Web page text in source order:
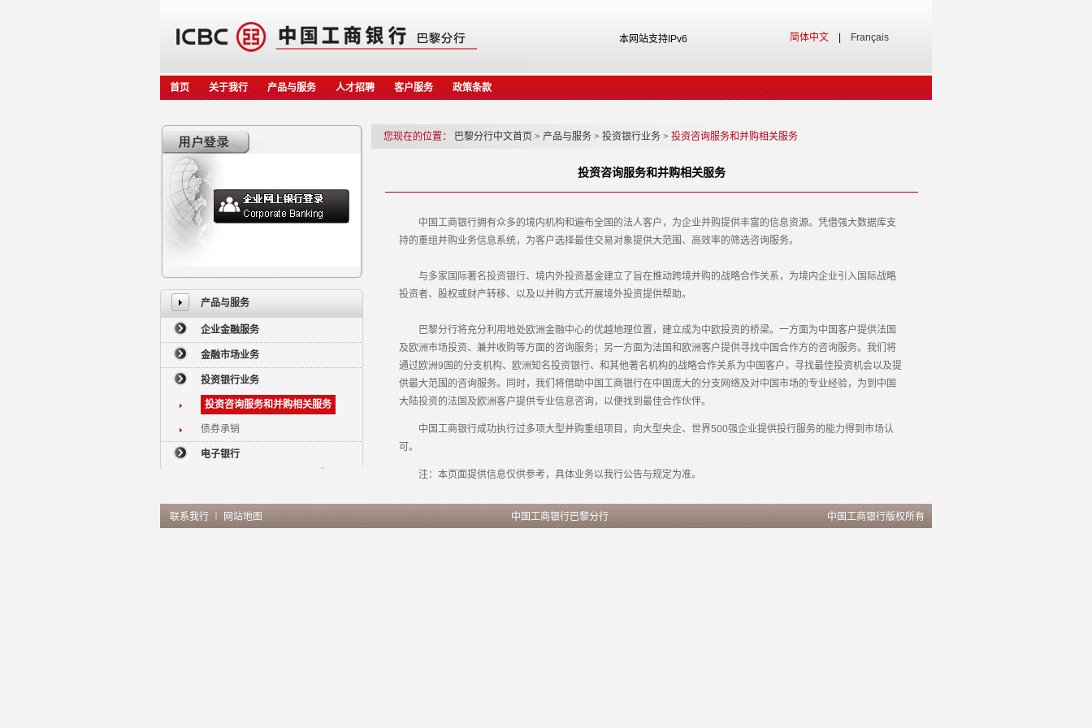
本网站支持IPv6 简体中文 Français
首页 关于我行 产品与服务 人才招聘 客户服务 政策条款
产品与服务
企业金融服务
金融市场业务
投资银行业务
投资咨询服务和并购相关服务
债券承销
电子银行
您现在的位置： 巴黎分行中文首页 > 产品与服务 > 投资银行业务 > 投资咨询服务和并购相关服务
投资咨询服务和并购相关服务
中国工商银行拥有众多的境内机构和遍布全国的法人客户，为企业并购提供丰富的信息资源。凭借强大数据库支
持的重组并购业务信息系统，为客户选择最佳交易对象提供大范围、高效率的筛选咨询服务。
与多家国际著名投资银行、境内外投资基金建立了旨在推动跨境并购的战略合作关系，为境内企业引入国际战略
投资者、股权或财产转移、以及以并购方式开展境外投资提供帮助。
巴黎分行将充分利用地处欧洲金融中心的优越地理位置，建立成为中欧投资的桥梁。一方面为中国客户提供法国
及欧洲市场投资、兼并收购等方面的咨询服务；另一方面为法国和欧洲客户提供寻找中国合作方的咨询服务。我们将
通过欧洲9国的分支机构、欧洲知名投资银行、和其他著名机构的战略合作关系为中国客户，寻找最佳投资机会以及提
供最大范围的咨询服务。同时，我们将借助中国工商银行在中国庞大的分支网络及对中国市场的专业经验，为到中国
大陆投资的法国及欧洲客户提供专业信息咨询，以便找到最佳合作伙伴。
中国工商银行成功执行过多项大型并购重组项目，向大型央企、世界500强企业提供投行服务的能力得到市场认
可。
注：本页面提供信息仅供参考，具体业务以我行公告与规定为准。
联系我行 ∣ 网站地图 中国工商银行巴黎分行 中国工商银行版权所有